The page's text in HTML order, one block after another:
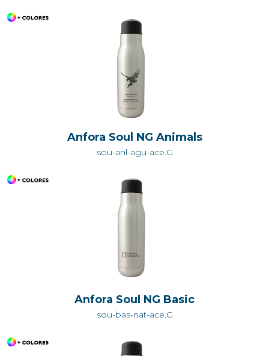
Anfora Soul NG Animals
sou-anl-agu-ace.G
Anfora Soul NG Basic
sou-bas-nat-ace.G